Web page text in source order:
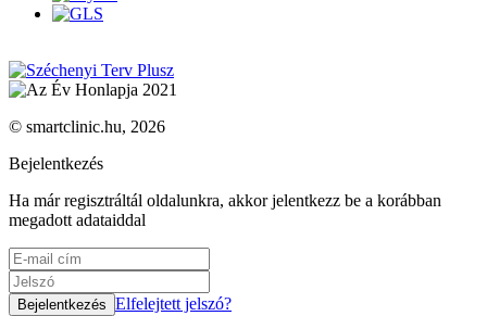
© smartclinic.hu, 2026
Bejelentkezés
Ha már regisztráltál oldalunkra, akkor jelentkezz be a korábban
megadott adataiddal
Elfelejtett jelszó?